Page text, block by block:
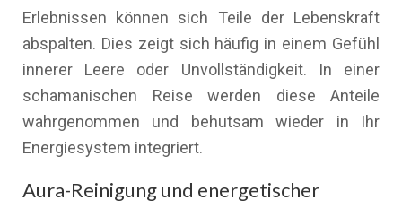
Erlebnissen können sich Teile der Lebenskraft
abspalten. Dies zeigt sich häufig in einem Gefühl
innerer Leere oder Unvollständigkeit. In einer
schamanischen Reise werden diese Anteile
wahrgenommen und behutsam wieder in Ihr
Energiesystem integriert.
Aura-Reinigung und energetischer